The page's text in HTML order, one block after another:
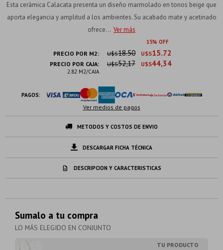
Esta cerámica Calacata presenta un diseño marmolado en tonos beige que
aporta elegancia y amplitud a los ambientes. Su acabado mate y acetinado
ofrece... Ver más
15
PRECIO POR M2: U$S15.72
U$S18.50
PRECIO POR CAJA:
2.82 M2/CAJA
U$S44,34
U$S52,17
PAGOS:
Ver medios de pagos
METODOS Y COSTOS DE ENVIO
DESCARGAR FICHA TÉCNICA
DESCRIPCION Y CARACTERISTICAS
Sumalo a tu compra
LO MÁS ELEGIDO EN CONJUNTO